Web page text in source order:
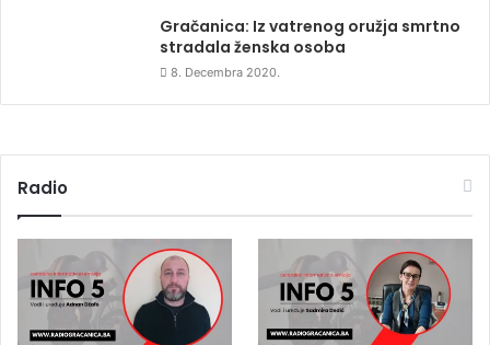
Gračanica: Iz vatrenog oružja smrtno
stradala ženska osoba
8. Decembra 2020.
Radio